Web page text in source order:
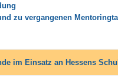
zu vergangenen
im Einsatz an Hessens